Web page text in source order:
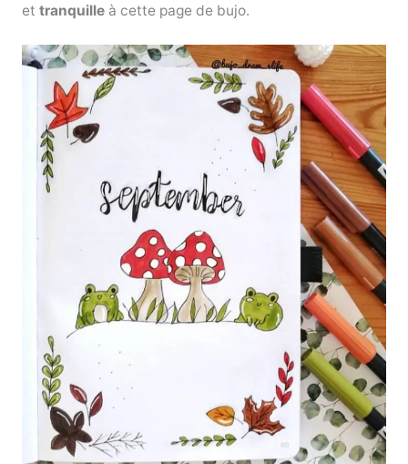
et tranquilleà cette page de bujo.